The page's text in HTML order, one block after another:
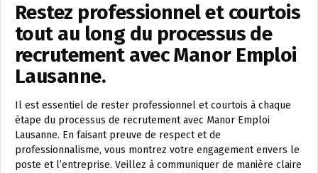
Restez professionnel et courtois
tout au long du processus de
recrutement avec Manor Emploi
Lausanne.
Il est essentiel de rester professionnel et courtois à chaque
étape du processus de recrutement avec Manor Emploi
Lausanne. En faisant preuve de respect et de
professionnalisme, vous montrez votre engagement envers le
poste et l’entreprise. Veillez à communiquer de manière claire